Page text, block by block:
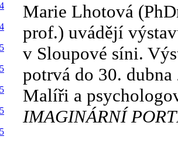
Marie Lhotová
prof.) uvádějí
v Sloupové síni.
potrvá do 30. dubna
Malíři a
IMAGINÁRNÍ